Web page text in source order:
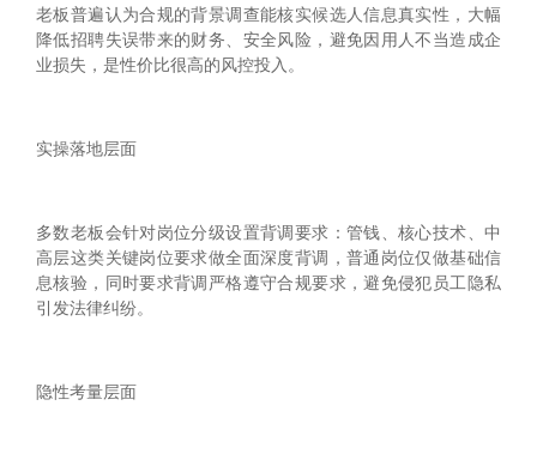
老板普遍认为合规的背景调查能核实候选人信息真实性，大幅
降低招聘失误带来的财务、安全风险，避免因用人不当造成企
业损失，是性价比很高的风控投入。
‌实操落地层面‌
多数老板会针对岗位分级设置背调要求：管钱、核心技术、中
高层这类关键岗位要求做全面深度背调，普通岗位仅做基础信
息核验，同时要求背调严格遵守合规要求，避免侵犯员工隐私
引发法律纠纷。
‌隐性考量层面‌